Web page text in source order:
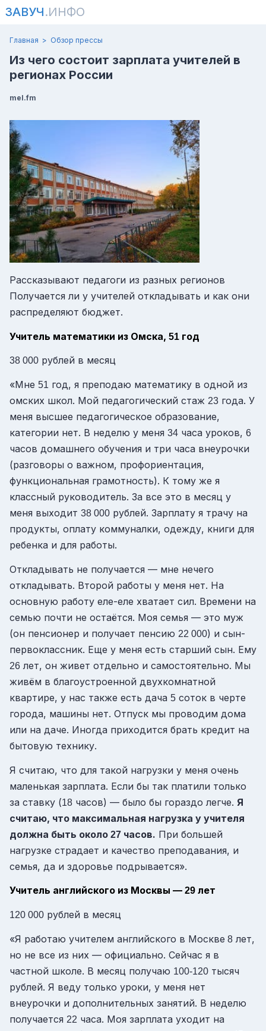
ЗАВУЧ.ИНФО
Главная Обзор прессы
Из чего состоит зарплата учителей в
регионах России
mel.fm
Рассказывают педагоги из разных регионов
Получается ли у учителей откладывать и как они
распределяют бюджет.
Учитель математики из Омска, 51 год
38 000 рублей в месяц
«Мне 51 год, я преподаю математику в одной из
омских школ. Мой педагогический стаж 23 года. У
меня высшее педагогическое образование,
категории нет. В неделю у меня 34 часа уроков, 6
часов домашнего обучения и три часа внеурочки
(разговоры о важном, профориентация,
функциональная грамотность). К тому же я
классный руководитель. За все это в месяц у
меня выходит 38 000 рублей. Зарплату я трачу на
продукты, оплату коммуналки, одежду, книги для
ребенка и для работы.
Откладывать не получается — мне нечего
откладывать. Второй работы у меня нет. На
основную работу еле-еле хватает сил. Времени на
семью почти не остаётся. Моя семья — это муж
(он пенсионер и получает пенсию 22 000) и сын-
первоклассник. Еще у меня есть старший сын. Ему
26 лет, он живет отдельно и самостоятельно. Мы
живём в благоустроенной двухкомнатной
квартире, у нас также есть дача 5 соток в черте
города, машины нет. Отпуск мы проводим дома
или на даче. Иногда приходится брать кредит на
бытовую технику.
Я считаю, что для такой нагрузки у меня очень
маленькая зарплата. Если бы так платили только
за ставку (18 часов) — было бы гораздо легче. Я
считаю, что максимальная нагрузка у учителя
должна быть около 27 часов. При большей
нагрузке страдает и качество преподавания, и
семья, да и здоровье подрывается».
Учитель английского из Москвы — 29 лет
120 000 рублей в месяц
«Я работаю учителем английского в Москве 8 лет,
но не все из них — официально. Сейчас я в
частной школе. В месяц получаю 100-120 тысяч
рублей. Я веду только уроки, у меня нет
внеурочки и дополнительных занятий. В неделю
получается 22 часа. Моя зарплата уходит на